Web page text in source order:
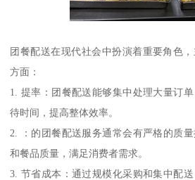
团餐配送在现代社会中扮演着重要角色
方面：
1. 提率：团餐配送能够集中处理大量订
待时间，提高整体效率。
2. ：的团餐配送服务通常会有严格的质
和餐品质量，满足消费者需求。
3. 节省成本：通过规模化采购和集中配